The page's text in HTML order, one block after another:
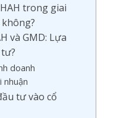
trong giai
và GMD: Lựa
doanh
nhuận
tư vào cổ